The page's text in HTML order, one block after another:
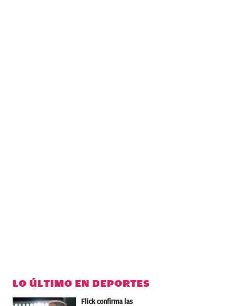
LO ÚLTIMO EN DEPORTES
Flick confirma las